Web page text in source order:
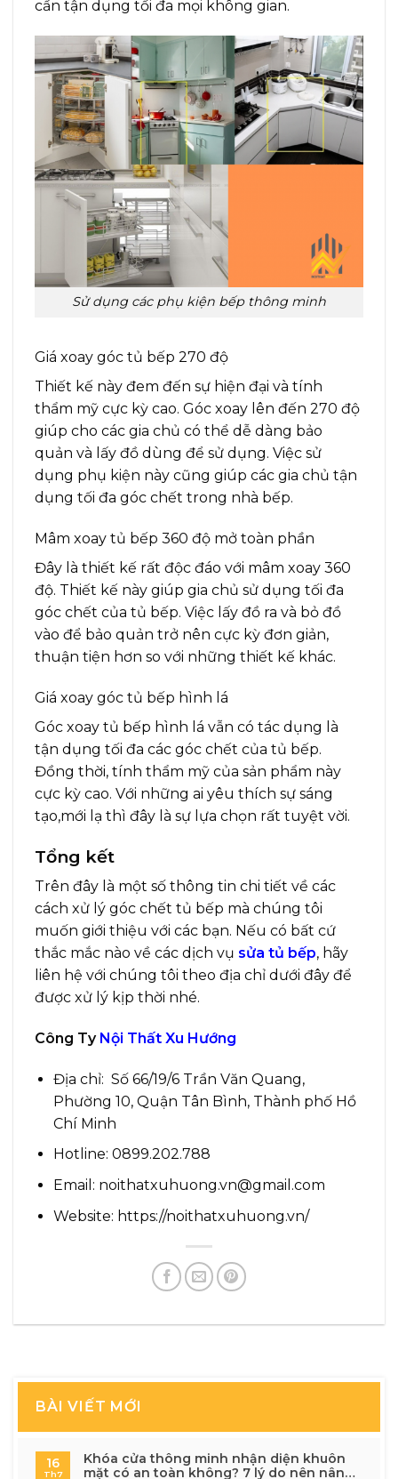
cần tận dụng tối đa mọi không gian.
Sử dụng các phụ kiện bếp thông minh
Giá xoay góc tủ bếp 270 độ
Thiết kế này đem đến sự hiện đại và tính
thẩm mỹ cực kỳ cao. Góc xoay lên đến 270 độ
giúp cho các gia chủ có thể dễ dàng bảo
quản và lấy đồ dùng để sử dụng. Việc sử
dụng phụ kiện này cũng giúp các gia chủ tận
dụng tối đa góc chết trong nhà bếp.
Mâm xoay tủ bếp 360 độ mở toàn phần
Đây là thiết kế rất độc đáo với mâm xoay 360
độ. Thiết kế này giúp gia chủ sử dụng tối đa
góc chết của tủ bếp. Việc lấy đồ ra và bỏ đồ
vào để bảo quản trở nên cực kỳ đơn giản,
thuận tiện hơn so với những thiết kế khác.
Giá xoay góc tủ bếp hình lá
Góc xoay tủ bếp hình lá vẫn có tác dụng là
tận dụng tối đa các góc chết của tủ bếp.
Đồng thời, tính thẩm mỹ của sản phẩm này
cực kỳ cao. Với những ai yêu thích sự sáng
tạo,mới lạ thì đây là sự lựa chọn rất tuyệt vời.
Tổng kết
Trên đây là một số thông tin chi tiết về các
cách xử lý góc chết tủ bếp mà chúng tôi
muốn giới thiệu với các bạn. Nếu có bất cứ
thắc mắc nào về các dịch vụ sửa tủ bếp, hãy
liên hệ với chúng tôi theo địa chỉ dưới đây để
được xử lý kịp thời nhé.
Công Ty Nội Thất Xu Hướng
Địa chỉ: Số 66/19/6 Trần Văn Quang,
Phường 10, Quận Tân Bình, Thành phố Hồ
Chí Minh
Hotline: 0899.202.788
Email: noithatxuhuong.vn@gmail.com
Website: https://noithatxuhuong.vn/
BÀI VIẾT MỚI
16
Th7
Khóa cửa thông minh nhận diện khuôn
mặt có an toàn không? 7 lý do nên nâng